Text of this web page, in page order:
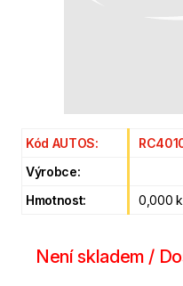
Kód AUTOS:
Výrobce:
Hmotnost:
0,000
Není skladem /